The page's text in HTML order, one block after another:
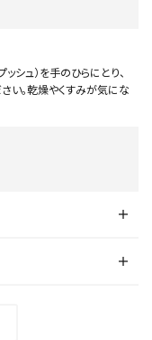
シュ）を手のひらにとり、
い。乾燥やくすみが気にな